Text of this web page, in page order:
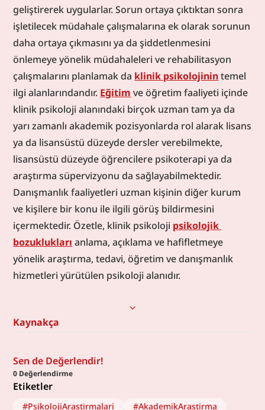
geliştirerek uygularlar. Sorun ortaya çıktıktan sonra
işletilecek müdahale çalışmalarına ek olarak sorunun
daha ortaya çıkmasını ya da şiddetlenmesini
önlemeye yönelik müdahaleleri ve rehabilitasyon
çalışmalarını planlamak da klinik psikolojinin temel
ilgi alanlarındandır. Eğitim ve öğretim faaliyeti içinde
klinik psikoloji alanındaki birçok uzman tam ya da
yarı zamanlı akademik pozisyonlarda rol alarak lisans
ya da lisansüstü düzeyde dersler verebilmekte,
lisansüstü düzeyde öğrencilere psikoterapi ya da
araştırma süpervizyonu da sağlayabilmektedir.
Danışmanlık faaliyetleri uzman kişinin diğer kurum
ve kişilere bir konu ile ilgili görüş bildirmesini
içermektedir. Özetle, klinik psikoloji psikolojik
bozuklukları anlama, açıklama ve hafifletmeye
yönelik araştırma, tedavi, öğretim ve danışmanlık
hizmetleri yürütülen psikoloji alanıdır.
Kaynakça
Sen de Değerlendir!
0 Değerlendirme
Etiketler
#PsikolojiArastirmalari #AkademikArastirma